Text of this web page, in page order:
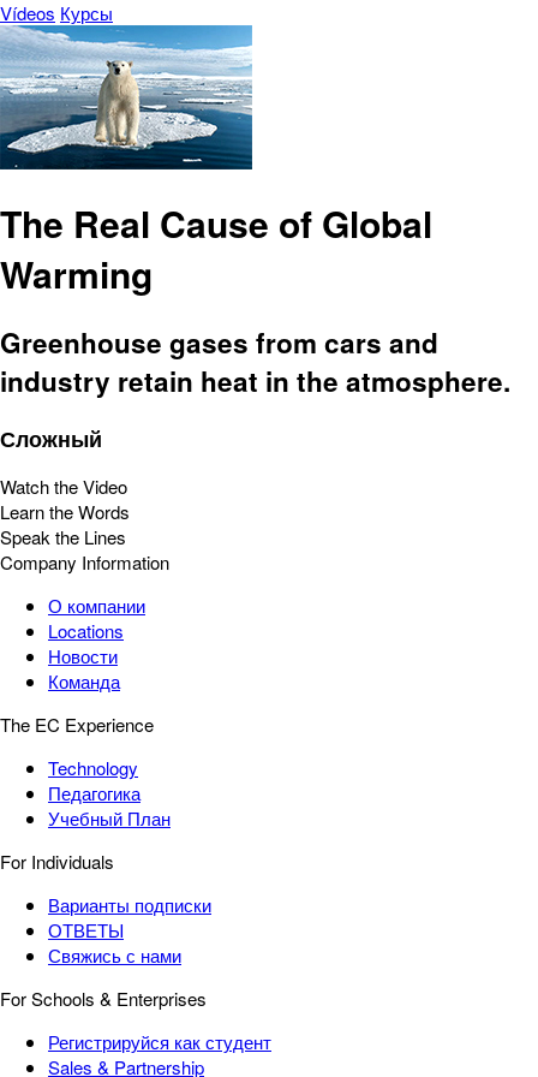
Vídeos Курсы
The Real Cause of Global
Warming
Greenhouse gases from cars and
industry retain heat in the atmosphere.
Сложный
Watch the Video
Learn the Words
Speak the Lines
Company Information
О компании
Locations
Новости
Команда
The EC Experience
Technology
Педагогика
Учебный План
For Individuals
Варианты подписки
ОТВЕТЫ
Свяжись с нами
For Schools & Enterprises
Регистрируйся как студент
Sales & Partnership